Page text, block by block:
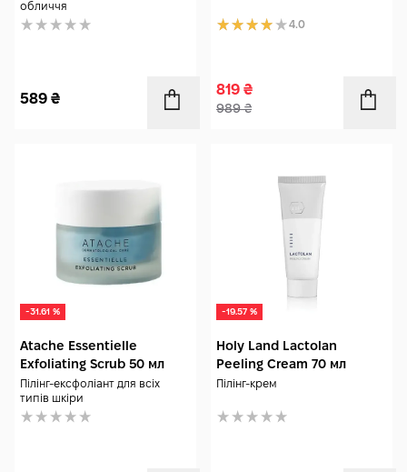
обличчя
589 ₴
4.0
819 ₴
989₴
-31.61 %
Atache Essentielle
Exfoliating Scrub 50 мл
Пілінг-ексфоліант для всіх
типів шкіри
-19.57 %
Holy Land Lactolan
Peeling Cream 70 мл
Пілінг-крем